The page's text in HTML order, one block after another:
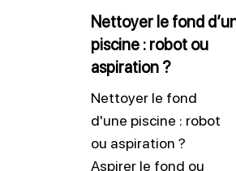
robot
aspiration
Nettoyer le fond
piscine : robot ou
aspiration ?
Nettoyer le fond
d'une piscine : robot
ou aspiration ?
Aspirer le fond ou